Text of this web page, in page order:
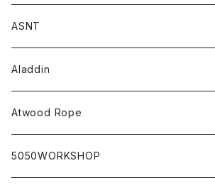
ASNT
Aladdin
Atwood Rope
5050WORKSHOP